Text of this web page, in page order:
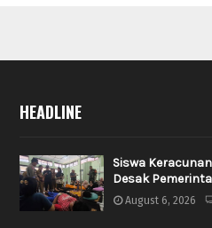
HEADLINE
Siswa
Desak
August 6, 2026